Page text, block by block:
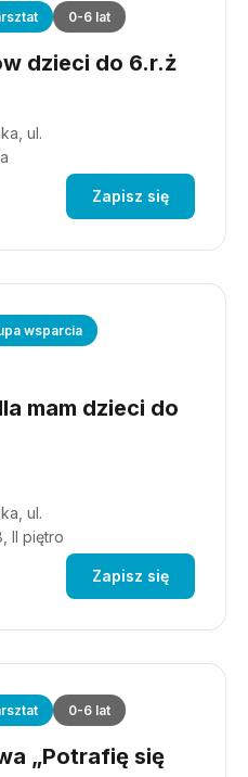
0-6 lat
dzieci do 6.r.ż
ul.
Zapisz się
wsparcia
mam dzieci do
ul.
II piętro
Zapisz się
0-6 lat
„Potrafię się